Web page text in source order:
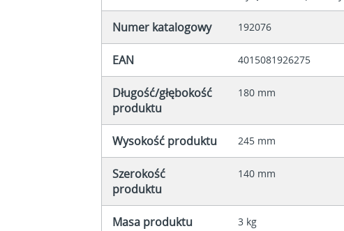
Numer katalogowy 192076
EAN 4015081926275
Długość/głębokość
produktu
180 mm
Wysokość produktu 245 mm
Szerokość
produktu
140 mm
Masa produktu 3 kg